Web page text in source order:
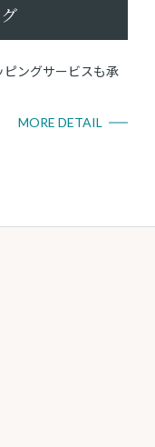
ングサービスも承
MORE DETAIL